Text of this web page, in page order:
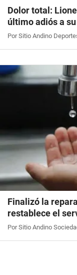
Dolor total:
último adiós a
Por Sitio Andino
Finalizó la
restablece el
Por Sitio Andino